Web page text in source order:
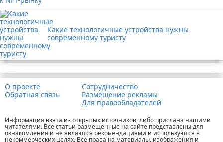
Какие технологичные устройства нужны
современному туристу
О проекте
Обратная связь
Сотрудничество
Размещение рекламы
Для правообладателей
Информация взята из открытых источников, либо прислана нашими
читателями. Все статьи размещенные на сайте представлены для
ознакомления и не являются рекомендациями и используются в
некоммерческих целях. Все права на материалы, изображения и